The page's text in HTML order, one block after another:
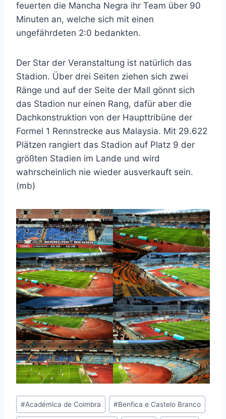
feuerten die Mancha Negra ihr Team über 90
Minuten an, welche sich mit einen
ungefährdeten 2:0 bedankten.
Der Star der Veranstaltung ist natürlich das
Stadion. Über drei Seiten ziehen sich zwei
Ränge und auf der Seite der Mall gönnt sich
das Stadion nur einen Rang, dafür aber die
Dachkonstruktion von der Haupttribüne der
Formel 1 Rennstrecke aus Malaysia. Mit 29.622
Plätzen rangiert das Stadion auf Platz 9 der
größten Stadien im Lande und wird
wahrscheinlich nie wieder ausverkauft sein.
(mb)
Schlagworte:
#Académica de Coimbra #Benfica e Castelo Branco